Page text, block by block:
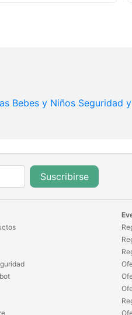
Bebes y Niños Seguridad
Suscribirse